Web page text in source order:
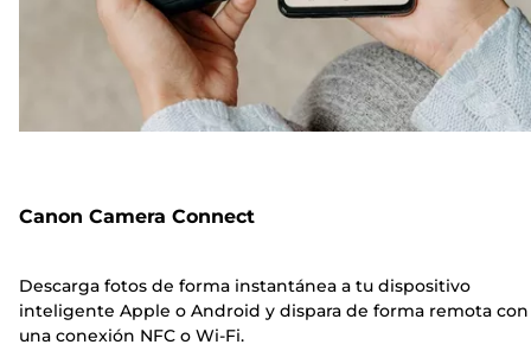
Canon Camera Connect
Descarga fotos de forma instantánea a tu dispositivo
inteligente Apple o Android y dispara de forma remota con
una conexión NFC o Wi-Fi.